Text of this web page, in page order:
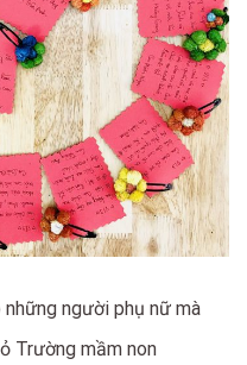
người phụ nữ mà
Trường mầm non